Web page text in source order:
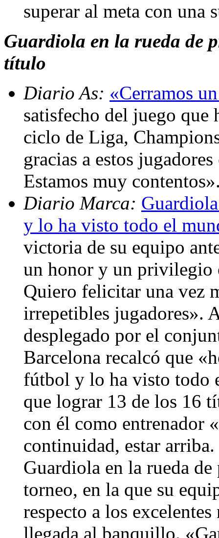
superar al meta con
Guardiola en la rueda de
título
Diario As: «Cerramos
satisfecho del juego que
ciclo de Liga,
gracias a estos
Estamos muy
Diario Marca:
y lo ha visto todo el
victoria de su equipo
un honor y un privilegio
Quiero felicitar una vez
irrepetibles jugadores».
desplegado por el
Barcelona recalcó que
fútbol y lo ha visto todo
que lograr 13 de los 16
con él como entrenador
continuidad, estar
Guardiola en la rueda
torneo, en la que su
respecto a los
llegada al banquillo.